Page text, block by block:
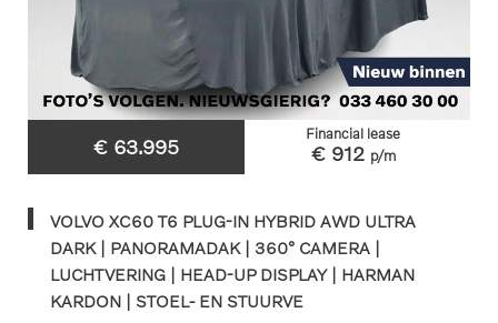
€ 63.995
Financial lease
€ 912 p/m
VOLVO XC60 T6 PLUG-IN HYBRID AWD ULTRA
DARK | PANORAMADAK | 360° CAMERA |
LUCHTVERING | HEAD-UP DISPLAY | HARMAN
KARDON | STOEL- EN STUURVE